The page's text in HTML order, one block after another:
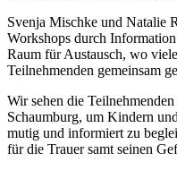
Svenja Mischke und Natalie
Workshops durch
Raum für Austausch, wo
Teilnehmenden gemeinsam
Wir sehen die
Schaumburg, um Kindern
mutig und informiert zu
für die Trauer samt seinen